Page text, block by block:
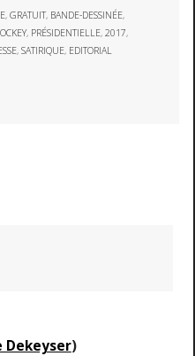
,GRATUIT, BANDE-DESSINÉE,
, PRÉSIDENTIELLE,2017,
,SATIRIQUE, EDITORIAL
)